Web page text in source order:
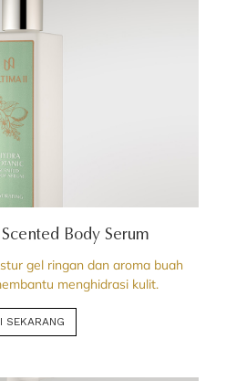
Body Serum
gel ringan dan aroma buah
menghidrasi kulit.
SEKARANG